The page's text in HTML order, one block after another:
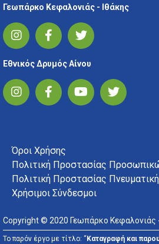
Γεωπάρκο Κεφαλονιάς - Ιθάκης
Εθνικός Δρυμός Αίνου
FOOTER MENU
Όροι Χρήσης
Πολιτική Προστασίας
Πολιτική Προστασίας
Χρήσιμοι Σύνδεσμοι
Copyright © 2020 Γεωπάρκο Κεφαλονιάς
Το παρόν έργο με τίτλο: “ Καταγραφή και